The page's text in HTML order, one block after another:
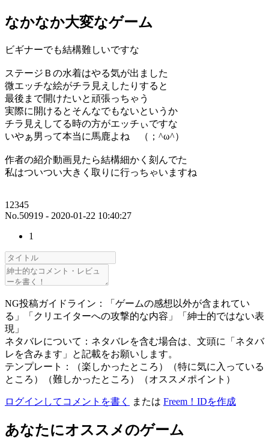
なかなか大変なゲーム
ビギナーでも結構難しいですな
ステージＢの水着はやる気が出ました
微エッチな絵がチラ見えしたりすると
最後まで開けたいと頑張っちゃう
実際に開けるとそんなでもないというか
チラ見えしてる時の方がエッチぃですな
いやぁ男って本当に馬鹿よね （；^ω^）
作者の紹介動画見たら結構細かく刻んでた
私はついつい大きく取りに行っちゃいますね
12345
No.50919 - 2020-01-22 10:40:27
1
NG投稿ガイドライン：「ゲームの感想以外が含まれてい
る」「クリエイターへの攻撃的な内容」「紳士的ではない表
現」
ネタバレについて：ネタバレを含む場合は、文頭に「ネタバ
レを含みます」と記載をお願いします。
テンプレート：（楽しかったところ）（特に気に入っている
ところ）（難しかったところ）（オススメポイント）
ログインしてコメントを書く または Freem！IDを作成
あなたにオススメのゲーム